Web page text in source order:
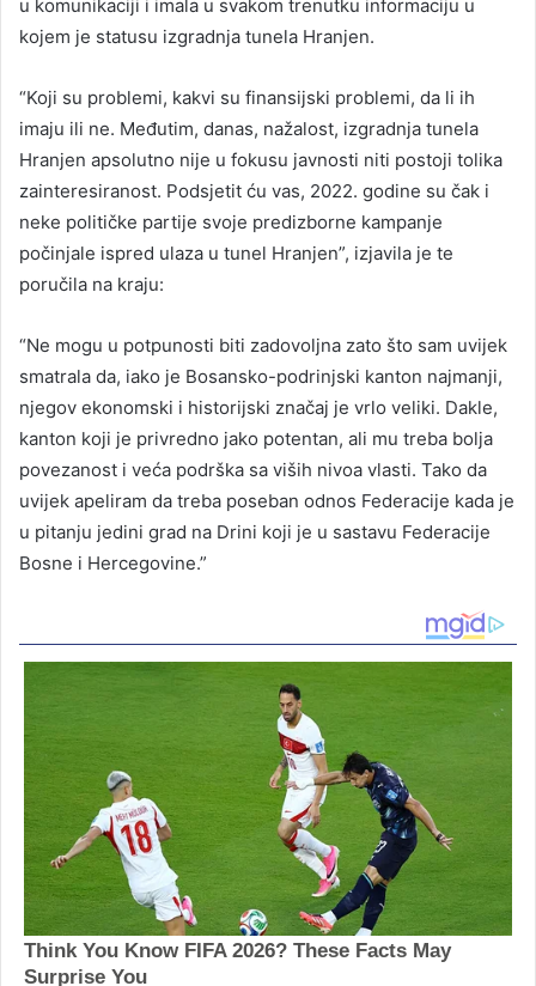
u komunikaciji i imala u svakom trenutku informaciju u
kojem je statusu izgradnja tunela Hranjen.
“Koji su problemi, kakvi su finansijski problemi, da li ih
imaju ili ne. Međutim, danas, nažalost, izgradnja tunela
Hranjen apsolutno nije u fokusu javnosti niti postoji tolika
zainteresiranost. Podsjetit ću vas, 2022. godine su čak i
neke političke partije svoje predizborne kampanje
počinjale ispred ulaza u tunel Hranjen”, izjavila je te
poručila na kraju:
“Ne mogu u potpunosti biti zadovoljna zato što sam uvijek
smatrala da, iako je Bosansko-podrinjski kanton najmanji,
njegov ekonomski i historijski značaj je vrlo veliki. Dakle,
kanton koji je privredno jako potentan, ali mu treba bolja
povezanost i veća podrška sa viših nivoa vlasti. Tako da
uvijek apeliram da treba poseban odnos Federacije kada je
u pitanju jedini grad na Drini koji je u sastavu Federacije
Bosne i Hercegovine.”